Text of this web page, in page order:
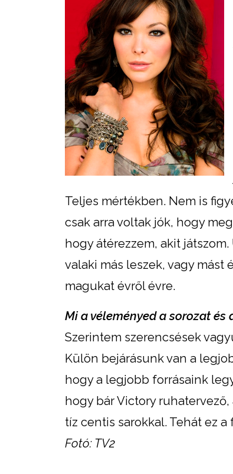
Teljes mértékben. Nem is
csak arra voltak jók, hogy
hogy átérezzem, akit
valaki más leszek, vagy mást
magukat évről évre.
Mi a véleményed a sorozat
Szerintem szerencsések
Külön bejárásunk van a
hogy a legjobb forrásaink
hogy bár Victory
tíz centis sarokkal. Tehát ez a
Fotó: TV2